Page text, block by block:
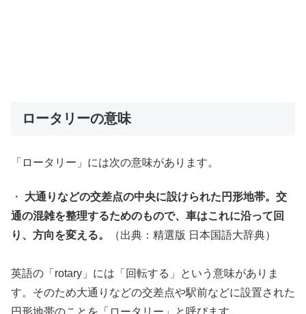
ロータリーの意味
「ロータリー」には次の意味があります。
・ 大通りなどの交差点の中央に設けられた円形地帯。交
通の混雑を整理するためのもので、車はこれに沿って回
り、方向を変える。
（出典：精選版 日本国語大辞典）
英語の「rotary」には「回転する」という意味がありま
す。そのため大通りなどの交差点や駅前などに設置された
円形地帯のことを「ロータリー」と呼びます。